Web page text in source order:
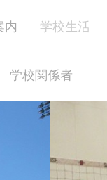
内 学校生活
学校関係者